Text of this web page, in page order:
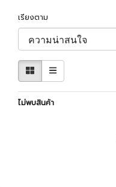
เรียงตาม
ไม่พบสินค้า